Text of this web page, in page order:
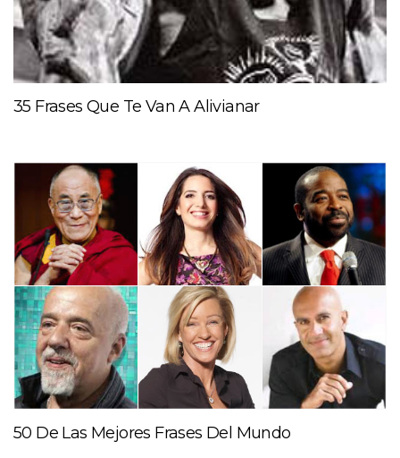
35 Frases Que Te Van A Alivianar
50 De Las Mejores Frases Del Mundo